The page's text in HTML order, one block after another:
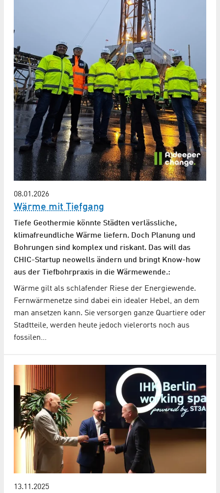
08.01.2026
Wärme mit Tiefgang
Tiefe Geothermie könnte Städten verlässliche,
klimafreundliche Wärme liefern. Doch Planung und
Bohrungen sind komplex und riskant. Das will das
CHIC-Startup neowells ändern und bringt Know-how
aus der Tiefbohrpraxis in die Wärmewende.:
Wärme gilt als schlafender Riese der Energiewende.
Fernwärmenetze sind dabei ein idealer Hebel, an dem
man ansetzen kann. Sie versorgen ganze Quartiere oder
Stadtteile, werden heute jedoch vielerorts noch aus
fossilen…
13.11.2025